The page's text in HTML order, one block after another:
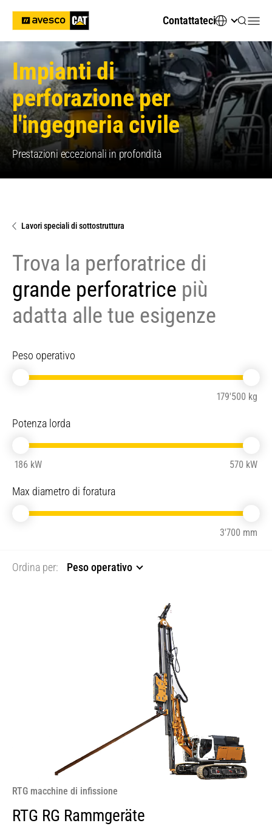
Contattateci
Impianti di
perforazione per
l'ingegneria civile
Prestazioni eccezionali in profondità
Lavori speciali di sottostruttura
Trova la perforatrice di
grande perforatrice più
adatta alle tue esigenze
Peso operativo
179'500 kg
Potenza lorda
186 kW 570 kW
Max diametro di foratura
3'700 mm
Ordina per: Peso operativo
RTG macchine di infissione
RTG RG Rammgeräte